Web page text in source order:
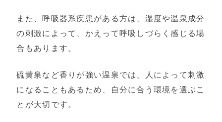
また、呼吸器系疾患がある方は、湿度や温泉成分
の刺激によって、かえって呼吸しづらく感じる場
合もあります。
硫黄泉など香りが強い温泉では、人によって刺激
になることもあるため、自分に合う環境を選ぶこ
とが大切です。